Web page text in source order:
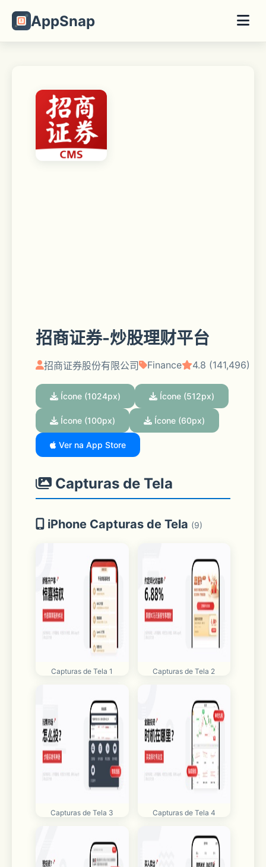
AppSnap
招商证券-炒股理财平台
招商证券股份有限公司 Finance 4.8 (141,496)
Ícone (1024px) Ícone (512px)
Ícone (100px) Ícone (60px)
Ver na App Store
Capturas de Tela
iPhone Capturas de Tela (9)
Capturas de Tela 1 Capturas de Tela 2
Capturas de Tela 3 Capturas de Tela 4